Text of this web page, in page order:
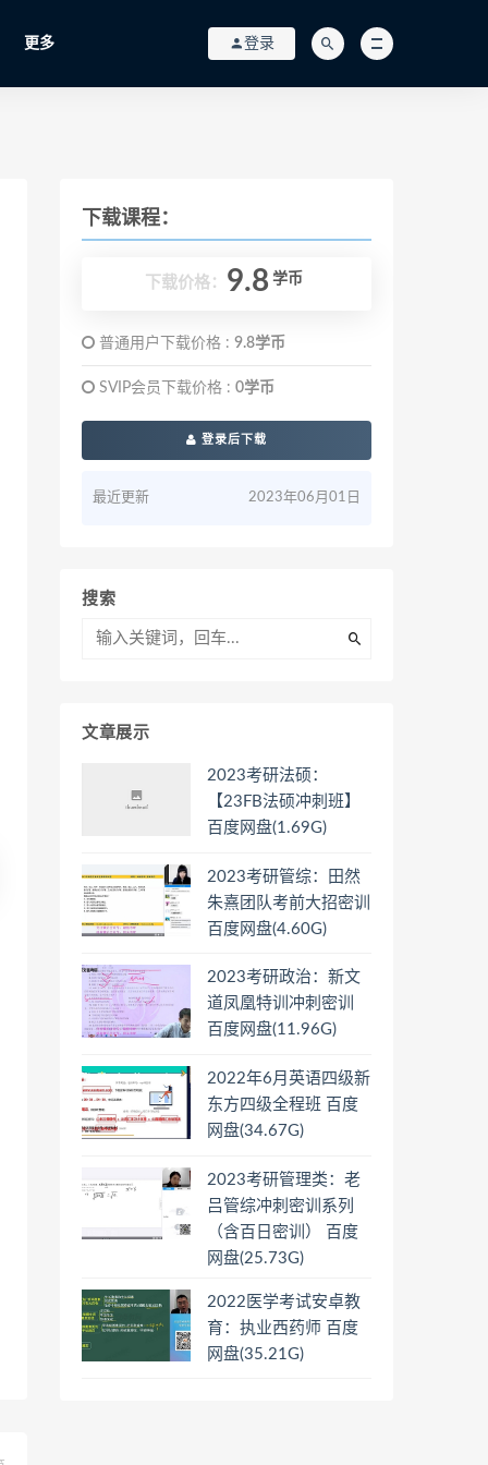
更多 登录
下载课程：
下载价格： 9.8 学币
普通用户下载价格 : 9.8学币
SVIP会员下载价格 : 0学币
登录后下载
最近更新 2023年06月01日
搜索
文章展示
2023考研法硕：
【23FB法硕冲刺班】
百度网盘(1.69G)
2023考研管综：田然
朱熹团队考前大招密训
百度网盘(4.60G)
2023考研政治：新文
道凤凰特训冲刺密训
百度网盘(11.96G)
2022年6月英语四级新
东方四级全程班 百度
网盘(34.67G)
2023考研管理类：老
吕管综冲刺密训系列
（含百日密训） 百度
网盘(25.73G)
2022医学考试安卓教
育：执业西药师 百度
网盘(35.21G)